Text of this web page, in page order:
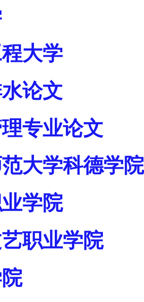
大学
论文
专业论文
大学科德学院
学院
职业学院